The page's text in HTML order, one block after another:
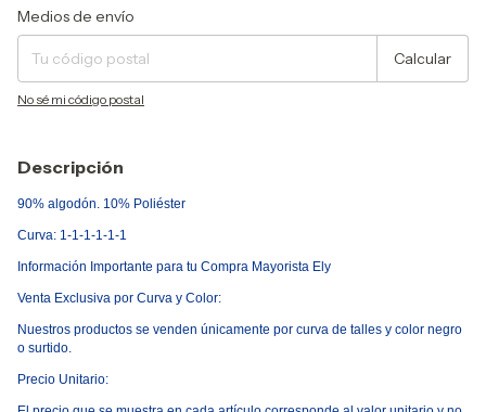
Entregas para el CP:
Medios de envío
Calcular
No sé mi código postal
Descripción
90% algodón. 10% Poliéster
Curva: 1-1-1-1-1-1
Información Importante para tu Compra Mayorista Ely
Venta Exclusiva por Curva y Color:
Nuestros productos se venden únicamente por curva de talles y color negro
o surtido.
Precio Unitario: